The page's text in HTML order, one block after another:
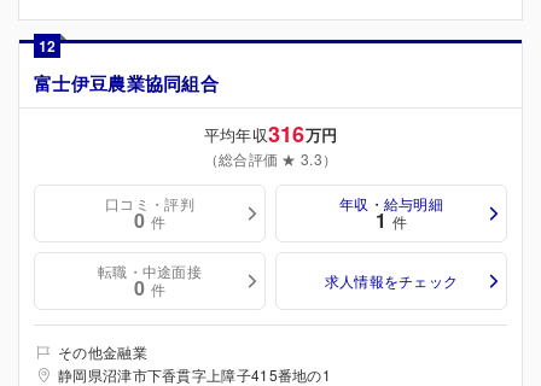
12
富士伊豆農業協同組合
平均年収316万円
（総合評価 ★ 3.3）
口コミ・評判
0 件
年収・給与明細
1 件
転職・中途面接
0 件 求人情報をチェック
その他金融業
静岡県沼津市下香貫字上障子415番地の1